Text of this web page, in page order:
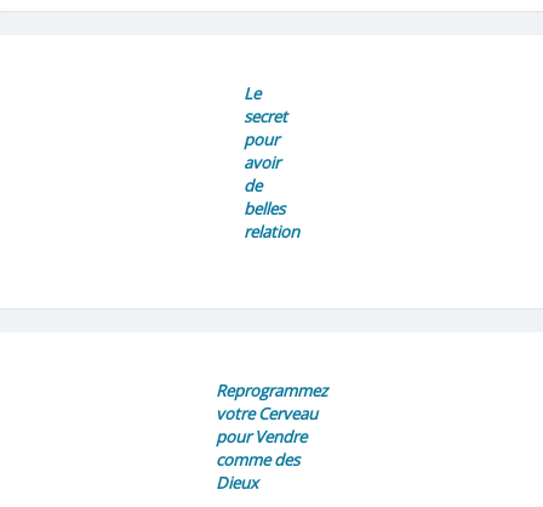
Le
secret
pour
avoir
de
belles
relation
Reprogrammez
votre Cerveau
pour Vendre
comme des
Dieux